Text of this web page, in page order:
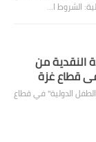
الشروط ا…
النقدية من
قطاع غزة
الدولية" في قطاع